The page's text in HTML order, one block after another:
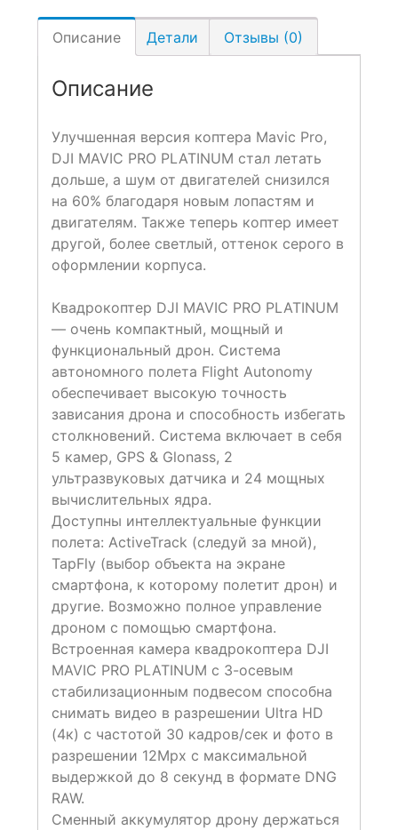
Описание Детали Отзывы (0)
Описание
Улучшенная версия коптера Mavic Pro,
DJI MAVIC PRO PLATINUM стал летать
дольше, а шум от двигателей снизился
на 60% благодаря новым лопастям и
двигателям. Также теперь коптер имеет
другой, более светлый, оттенок серого в
оформлении корпуса.
Квадрокоптер DJI MAVIC PRO PLATINUM
— очень компактный, мощный и
функциональный дрон. Cистема
автономного полета Flight Autonomy
обеспечивает высокую точность
зависания дрона и способность избегать
столкновений. Система включает в себя
5 камер, GPS & Glonass, 2
ультразвуковых датчика и 24 мощных
вычислительных ядра.
Доступны интеллектуальные функции
полета: ActiveTrack (следуй за мной),
TapFly (выбор объекта на экране
смартфона, к которому полетит дрон) и
другие. Возможно полное управление
дроном с помощью смартфона.
Встроенная камера квадрокоптера DJI
MAVIC PRO PLATINUM с 3-осевым
стабилизационным подвесом способна
снимать видео в разрешении Ultra HD
(4к) с частотой 30 кадров/сек и фото в
разрешении 12Mpx с максимальной
выдержкой до 8 секунд в формате DNG
RAW.
Сменный аккумулятор дрону держаться